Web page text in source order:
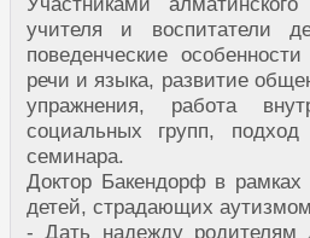
учителя и воспитатели
поведенческие
речи и языка, развитие
упражнения, работа
социальных групп,
семинара.
Доктор Бакендорф в
детей, страдающих
- Дать надежду родителям